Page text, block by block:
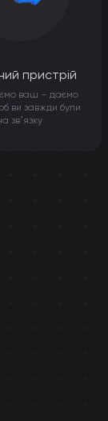
пристрій
ваш – даємо
ви завжди були
звʼязку